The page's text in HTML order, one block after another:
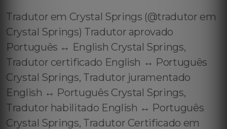
Tradutor em Crystal Springs (@tradutor em
Crystal Springs) Tradutor aprovado
Português ↔️ English Crystal Springs,
Tradutor certificado English ↔️ Português
Crystal Springs, Tradutor juramentado
English ↔️ Português Crystal Springs,
Tradutor habilitado English ↔️ Português
Crystal Springs, Tradutor Certificado em